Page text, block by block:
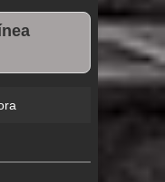
en Tierra Muerta